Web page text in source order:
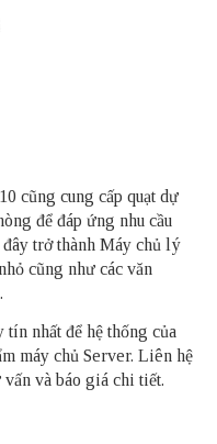
cũng cung cấp quạt dự
để đáp ứng nhu cầu
trở thành Máy chủ lý
cũng như các văn
nhất để hệ thống của
máy chủ Server. Liên hệ
và báo giá chi tiết.